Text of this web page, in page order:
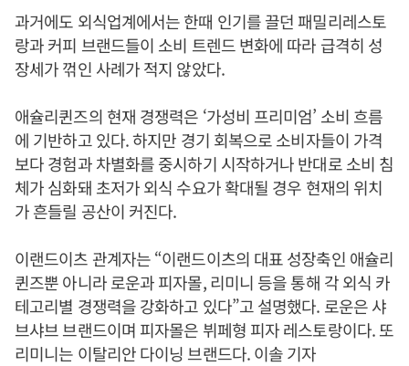
과거에도 외식업계에서는 한때 인기를 끌던 패밀리레스토
랑과 커피 브랜드들이 소비 트렌드 변화에 따라 급격히 성
장세가 꺾인 사례가 적지 않았다.
애슐리퀸즈의 현재 경쟁력은 ‘가성비 프리미엄’ 소비 흐름
에 기반하고 있다. 하지만 경기 회복으로 소비자들이 가격
보다 경험과 차별화를 중시하기 시작하거나 반대로 소비 침
체가 심화돼 초저가 외식 수요가 확대될 경우 현재의 위치
가 흔들릴 공산이 커진다.
이랜드이츠 관계자는 “이랜드이츠의 대표 성장축인 애슐리
퀸즈뿐 아니라 로운과 피자몰, 리미니 등을 통해 각 외식 카
테고리별 경쟁력을 강화하고 있다”고 설명했다. 로운은 샤
브샤브 브랜드이며 피자몰은 뷔페형 피자 레스토랑이다. 또
리미니는 이탈리안 다이닝 브랜드다. 이솔 기자